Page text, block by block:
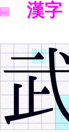
漢字